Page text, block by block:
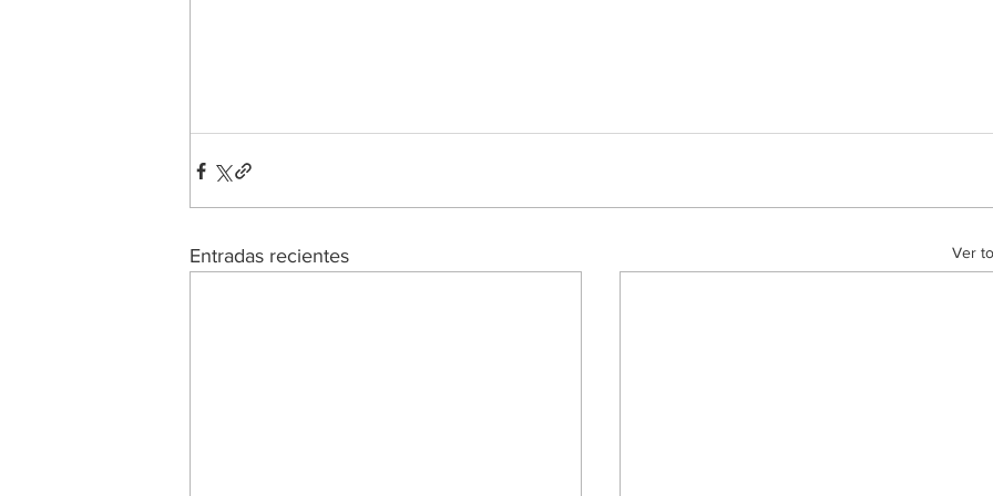
Entradas recientes Ver